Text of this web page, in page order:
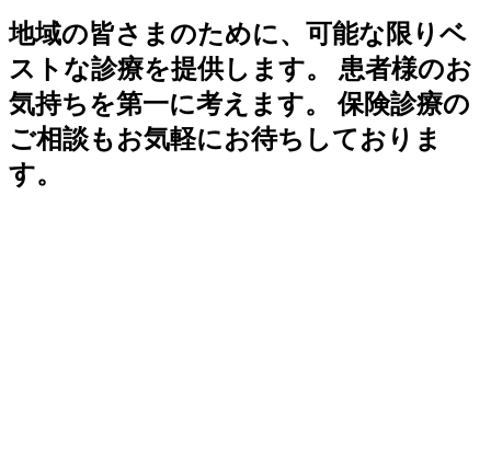
地域の皆さまのために、可能な限り ベ
スト な診療を提供します。
患者様のお
気持ちを第一に考えます。
保険診療の
ご相談もお気軽にお待ちしておりま
す。